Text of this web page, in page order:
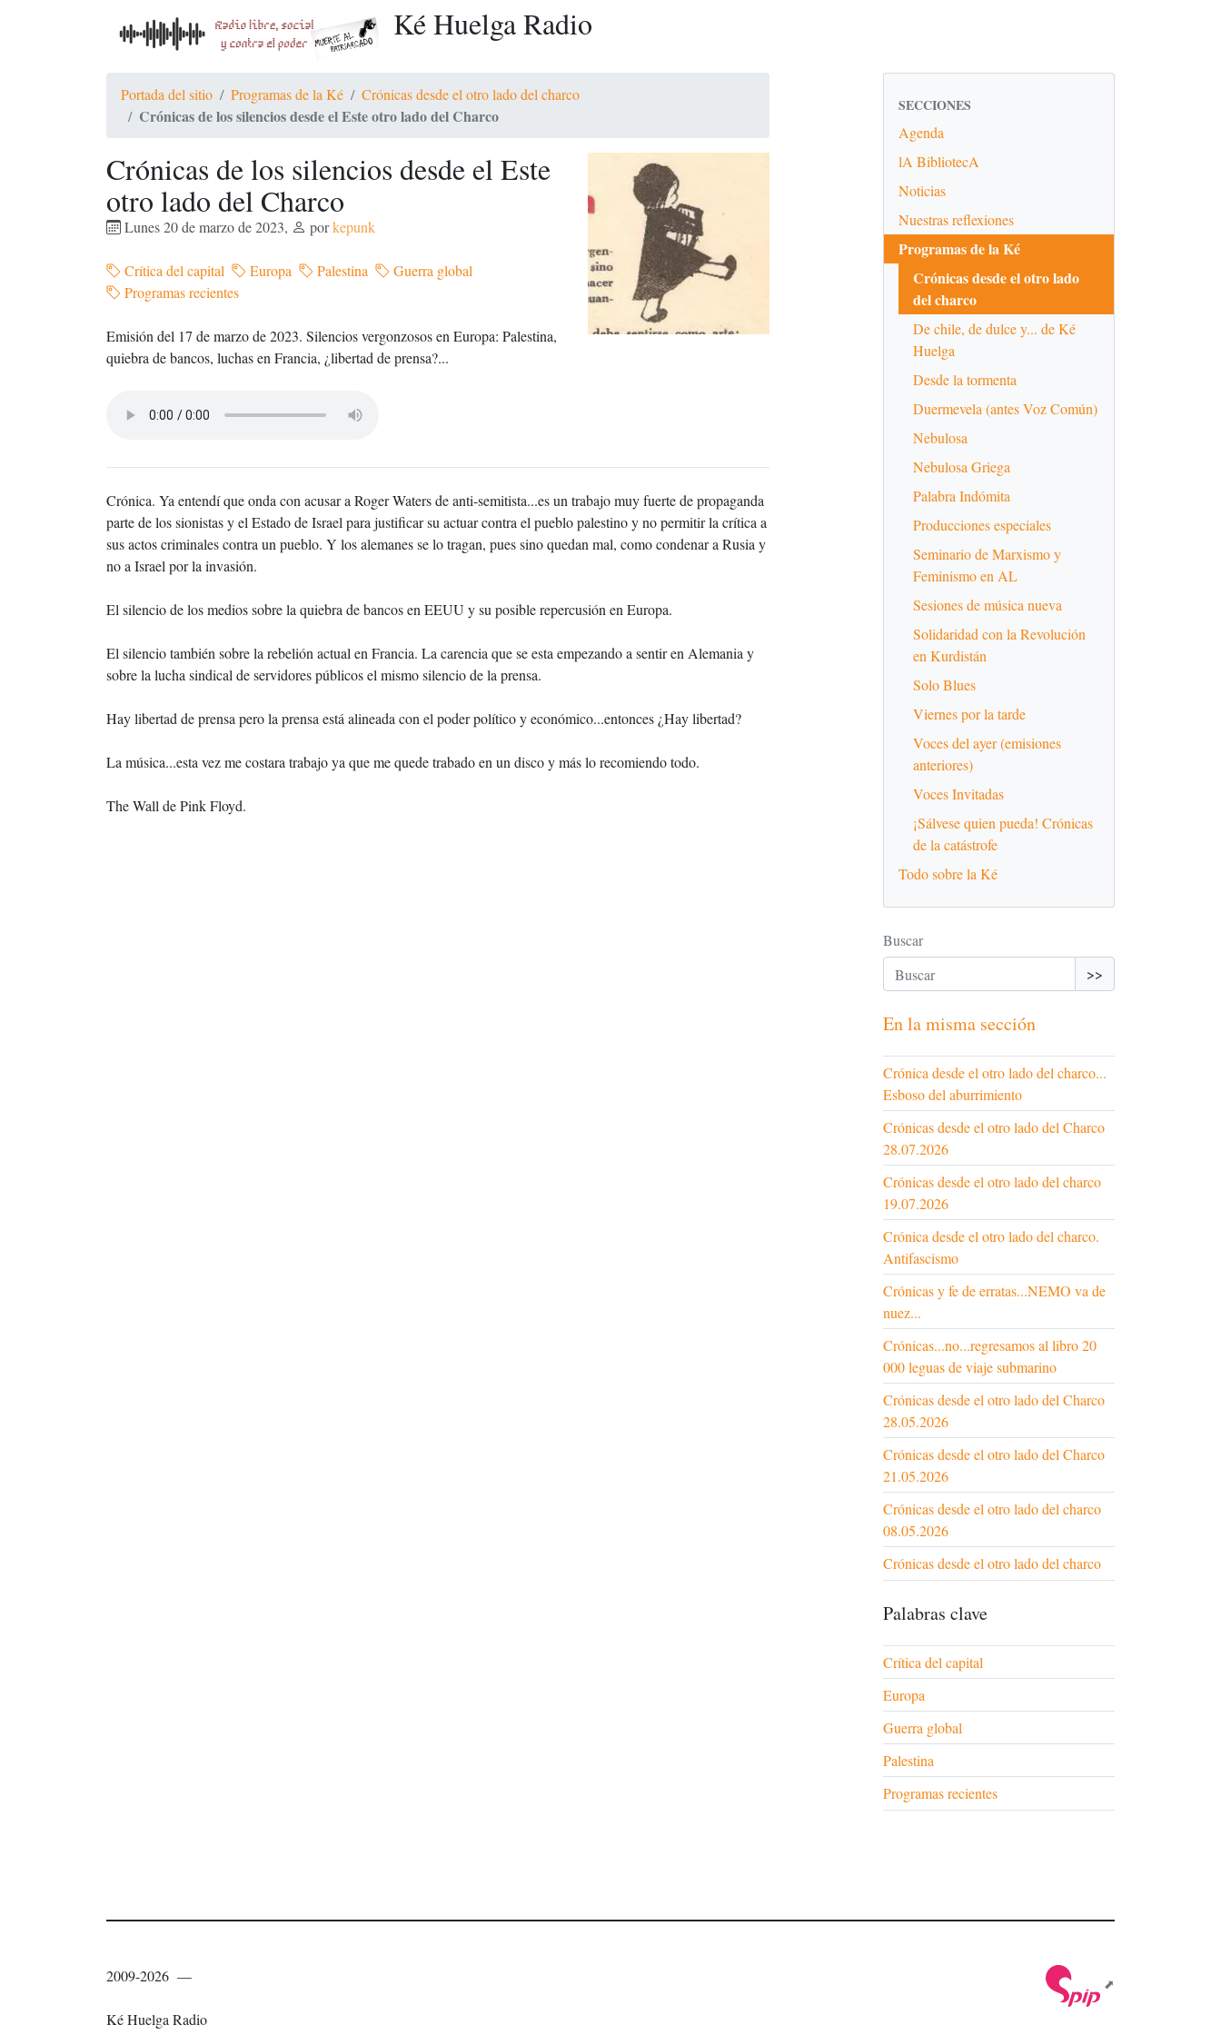
Ké Huelga Radio
Portada del sitio Programas de la Ké Crónicas desde el otro lado del charco
Crónicas de los silencios desde el Este otro lado del Charco
Crónicas de los silencios desde el Este
otro lado del Charco
Lunes 20 de marzo de 2023, porkepunk
Crítica del capital Europa Palestina
Guerra global
Programas recientes
Emisión del 17 de marzo de 2023. Silencios vergonzosos en Europa: Palestina,
quiebra de bancos, luchas en Francia, ¿libertad de prensa?...
Crónica. Ya entendí que onda con acusar a Roger Waters de anti-semitista...es un trabajo muy fuerte de propaganda
parte de los sionistas y el Estado de Israel para justificar su actuar contra el pueblo palestino y no permitir la crítica a
sus actos criminales contra un pueblo. Y los alemanes se lo tragan, pues sino quedan mal, como condenar a Rusia y
no a Israel por la invasión.
El silencio de los medios sobre la quiebra de bancos en EEUU y su posible repercusión en Europa.
El silencio también sobre la rebelión actual en Francia. La carencia que se esta empezando a sentir en Alemania y
sobre la lucha sindical de servidores públicos el mismo silencio de la prensa.
Hay libertad de prensa pero la prensa está alineada con el poder político y económico...entonces ¿Hay libertad?
La música...esta vez me costara trabajo ya que me quede trabado en un disco y más lo recomiendo todo.
The Wall de Pink Floyd.
SECCIONES
Agenda
lA BibliotecA
Noticias
Nuestras reflexiones
Programas de la Ké
Crónicas desde el otro lado
del charco
De chile, de dulce y... de Ké
Huelga
Desde la tormenta
Duermevela (antes Voz Común)
Nebulosa
Nebulosa Griega
Palabra Indómita
Producciones especiales
Seminario de Marxismo y
Feminismo en AL
Sesiones de música nueva
Solidaridad con la Revolución
en Kurdistán
Solo Blues
Viernes por la tarde
Voces del ayer (emisiones
anteriores)
Voces Invitadas
¡Sálvese quien pueda! Crónicas
de la catástrofe
Todo sobre la Ké
Buscar
>>
En la misma sección
Crónica desde el otro lado del charco...
Esboso del aburrimiento
Crónicas desde el otro lado del Charco
28.07.2026
Crónicas desde el otro lado del charco
19.07.2026
Crónica desde el otro lado del charco.
Antifascismo
Crónicas y fe de erratas...NEMO va de
nuez...
Crónicas...no...regresamos al libro 20
000 leguas de viaje submarino
Crónicas desde el otro lado del Charco
28.05.2026
Crónicas desde el otro lado del Charco
21.05.2026
Crónicas desde el otro lado del charco
08.05.2026
Crónicas desde el otro lado del charco
Palabras clave
Crítica del capital
Europa
Guerra global
Palestina
Programas recientes
2009-2026 —
Ké Huelga Radio